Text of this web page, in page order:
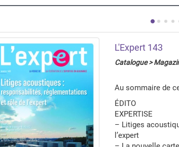
L'Expert 143
Catalogue >
Au sommaire de
ÉDITO
EXPERTISE
– Litiges
l’expert